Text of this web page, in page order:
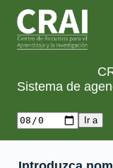
Sistema de